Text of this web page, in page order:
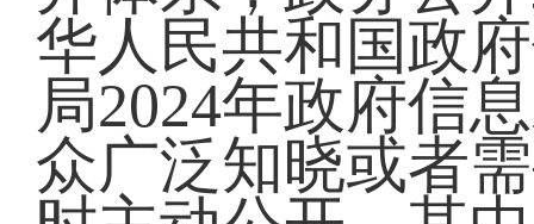
华人民共和国政
局2024年政府信
众广泛知晓或者